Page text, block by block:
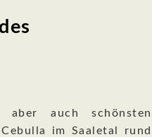
auch schönsten
im Saaletal rund